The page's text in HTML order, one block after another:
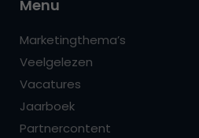
Menu
Marketingthema’s
Veelgelezen
Vacatures
Jaarboek
Partnercontent